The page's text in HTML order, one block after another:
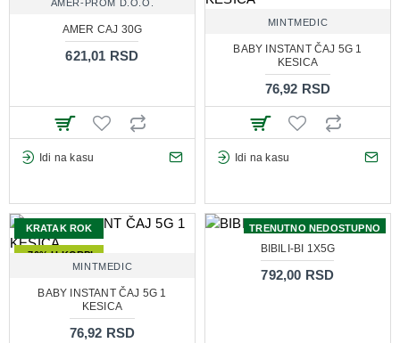
AMER-PROM D.O.O.
AMER CAJ 30G
621,01 RSD
Idi na kasu
MINTMEDIC
BABY INSTANT ČAJ 5G 1
KESICA
76,92 RSD
Idi na kasu
KRATAK ROK
-70% U KORPI
MINTMEDIC
BABY INSTANT ČAJ 5G 1
KESICA
76,92 RSD
TRENUTNO NEDOSTUPNO
BIBILI-BI 1X5G
792,00 RSD